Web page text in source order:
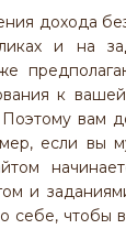
дохода
и на
к
вам
если вы
и
себе, чтобы